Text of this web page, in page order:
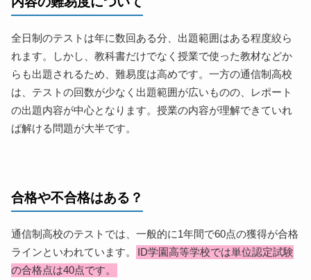
全日制のテストは年に数回ある分、出題範囲はある程度絞ら
れます。しかし、教科書だけでなく授業で使った教材などか
らも出題されるため、難易度は高めです。一方の通信制高校
は、テストの回数が少なく出題範囲が広いものの、レポート
の出題内容が中心となります。授業の内容が理解できていれ
ば解ける問題が大半です。
合格や不合格はある？
通信制高校のテストでは、一般的に1年間で60点の獲得が合格
ラインといわれています。
ID学園高等学校では単位認定試験
の合格点は40点です。